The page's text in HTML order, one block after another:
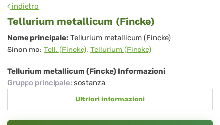
indietro
Tellurium metallicum (Fincke)
Tellurium
metallicum
(Fincke)
Nome principale: Tellurium metallicum (Fincke)
Sinonimo: Tell. (Fincke), Tellurium (Fincke)
Tellurium metallicum (Fincke) Informazioni
Gruppo principale: sostanza
Ultriori informazioni